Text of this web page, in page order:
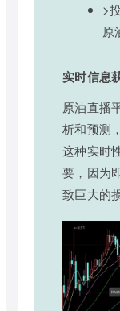
>
原
实时信息
原油直播
析和预测
这种实时
要，因为
致巨大的